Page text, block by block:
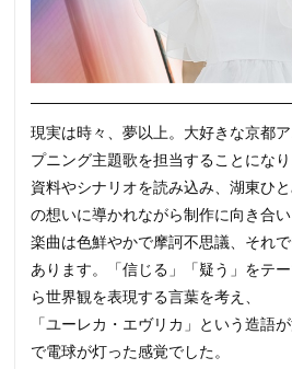
現実は時々、夢以上。大好きな京都
プニング主題歌を担当することになり
資料やシナリオを読み込み、湖東ひ
の想いに導かれながら制作に向き合い
楽曲は色鮮やかで摩訶不思議、それ
あります。「信じる」「疑う」をテ
ら世界観を表現する言葉を考え、
「ユーレカ・エヴリカ」という造語
で電球が灯った感覚でした。